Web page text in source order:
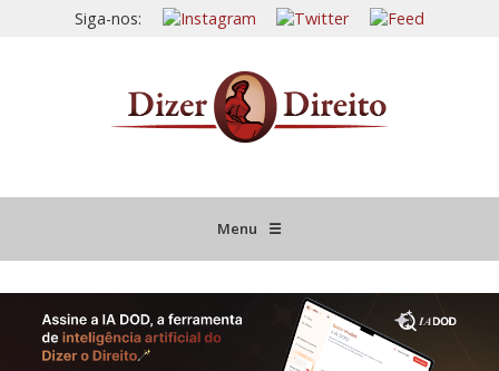
Siga-nos:
Menu ☰
JURISPRUDÊNCIA COMENTADA